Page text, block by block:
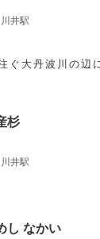
大丹波川の辺
川井駅
杉
川井駅
し なかい